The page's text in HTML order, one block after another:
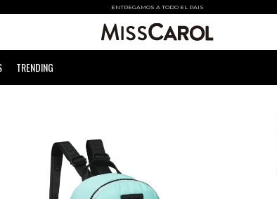
ENTREGAMOS A TODO EL PAIS
TRENDING